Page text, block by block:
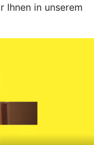
Ihnen in unserem